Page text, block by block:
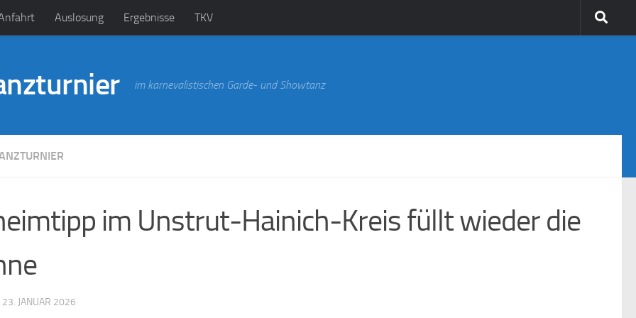
Auslosung Ergebnisse TKV
im karnevalistischen Garde- und Showtanz
im Unstrut-Hainich-Kreis füllt wieder die
23. JANUAR 2026